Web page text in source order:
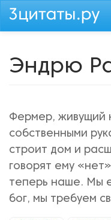
Перейти
Эндрю
Фермер, живущий
собственными
строит дом и
говорят ему
теперь наше. Мы
бог, мы требуем